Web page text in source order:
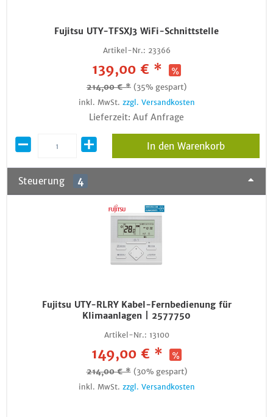
Fujitsu UTY-TFSXJ3 WiFi-Schnittstelle
Artikel-Nr.: 23366
139,00 € *
214,00 € * (35% gespart)
inkl. MwSt. zzgl. Versandkosten
Lieferzeit: Auf Anfrage
In den Warenkorb
Steuerung 4
Fujitsu UTY-RLRY Kabel-Fernbedienung für
Klimaanlagen | 2577750
Artikel-Nr.: 13100
149,00 € *
214,00 € * (30% gespart)
inkl. MwSt. zzgl. Versandkosten